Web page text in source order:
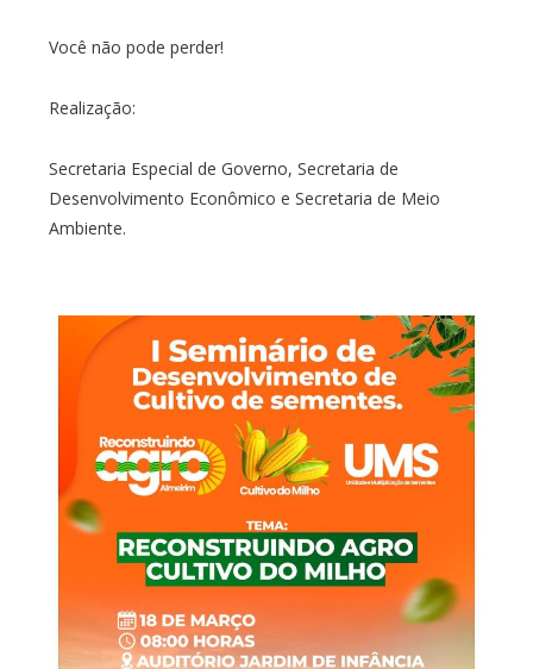
Você não pode perder!
Realização:
Secretaria Especial de Governo, Secretaria de
Desenvolvimento Econômico e Secretaria de Meio
Ambiente.